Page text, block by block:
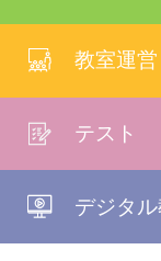
教室運営
テスト
デジタ